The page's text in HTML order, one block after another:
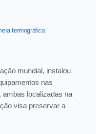
termográfica
mundial, instalou
nas
ambas localizadas na
visa preservar a